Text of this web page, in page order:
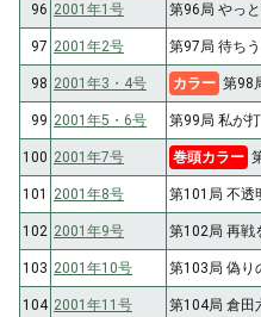
96 2001年1号 第96局 やっ
97 2001年2号 第97局 待ち
98 2001年3・4号 カラー 第98
99 2001年5・6号 第99局 私が
100 2001年7号 巻頭カラー
101 2001年8号 第101局 不透
102 2001年9号 第102局 再戦
103 2001年10号 第103局 偽り
104 2001年11号 第104局 倉田